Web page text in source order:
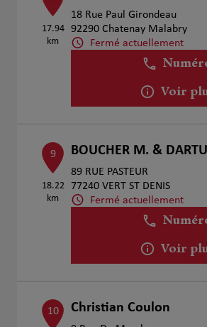
17.94
km
18 Rue Paul Girondeau
92290 Chatenay Malabry
Fermé actuellement
Voir
9
18.22
km
BOUCHER M. &
89 RUE PASTEUR
77240 VERT ST DENIS
Fermé actuellement
Voir
10 Christian Coulon